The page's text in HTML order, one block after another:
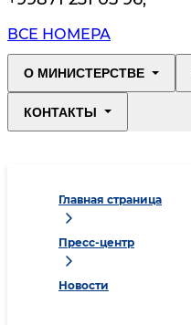
ВСЕ НОМЕРА
О МИНИСТЕРСТВЕ
КОНТАКТЫ
Главная страница
Пресс-центр
Новости